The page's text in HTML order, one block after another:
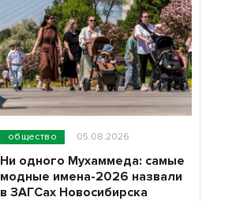
общество 05.08.2026
Ни одного Мухаммеда: самые
модные имена-2026 назвали
в ЗАГСах Новосибирска